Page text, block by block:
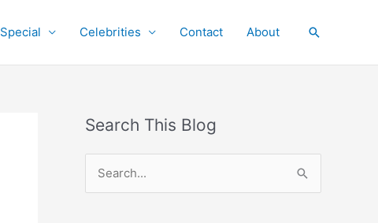
Special Celebrities Contact About Search
Search This Blog